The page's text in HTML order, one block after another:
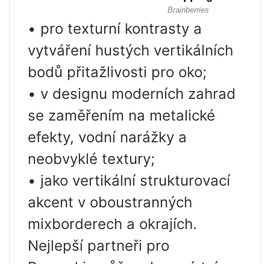
• pro texturní kontrasty a
vytváření hustých vertikálních
bodů přitažlivosti pro oko;
• v designu moderních zahrad
se zaměřením na metalické
efekty, vodní narážky a
neobvyklé textury;
• jako vertikální strukturovací
akcent v oboustranných
mixborderech a okrajích.
Nejlepší partneři pro